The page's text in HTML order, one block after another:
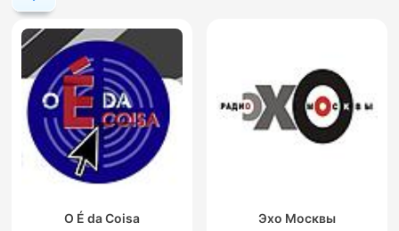
O É da Coisa Эхо Москвы